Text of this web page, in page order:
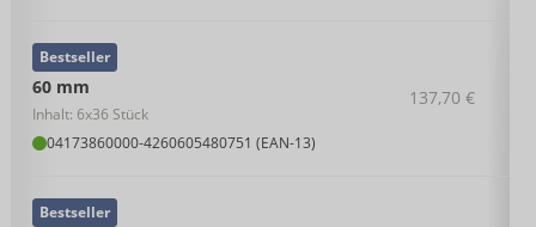
60 mm
Inhalt: 6x36 Stück
04173860000-4260605480751 (EAN-13)
Bestseller
137,70 €
Bestseller